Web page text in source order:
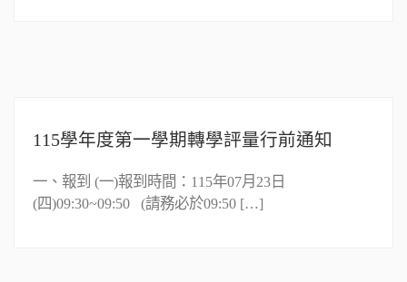
115學年度第一學期轉學評量行前通知
一、報到 (一)報到時間：115年07月23日
(四)09:30~09:50 (請務必於09:50 […]